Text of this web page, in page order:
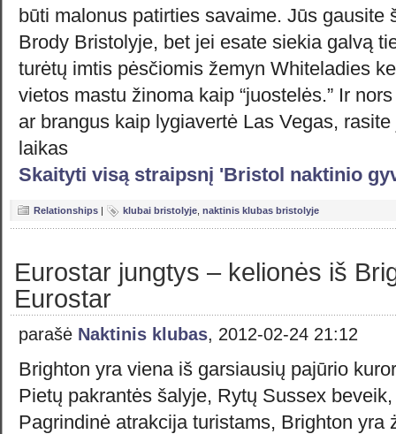
būti malonus patirties savaime. Jūs gausite
Brody Bristolyje, bet jei esate siekia galvą
turėtų imtis pėsčiomis žemyn Whiteladies
vietos mastu žinoma kaip “juostelės.” Ir
ar brangus kaip lygiavertė Las Vegas,
laikas
Skaityti visą straipsnį 'Bristol naktinio
Relationships | klubai bristolyje naktinis klubas bristolyje
Eurostar jungtys – kelionės iš
Eurostar
parašė Naktinis klubas, 2012-02-24 21:12
Brighton yra viena iš garsiausių pajūrio
Pietų pakrantės šalyje, Rytų Sussex
Pagrindinė atrakcija turistams, Brighton yra